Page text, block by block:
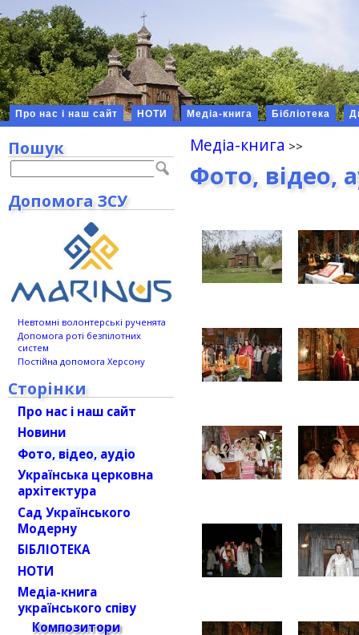
Про нас і наш сайт НОТИ Медіа-книга Бібліотека
Медіа-книга
Фото, відео,
Пошук
Допомога ЗСУ
Невтомні волонтерські рученята
Допомога роті безпілотних
систем
Постійна допомога Херсону
Сторінки
Про нас і наш сайт
Новини
Фото, відео, аудіо
Українська церковна
архітектура
Сад Українського
Модерну
БІБЛІОТЕКА
НОТИ
Медіа-книга
українського співу
Композитори